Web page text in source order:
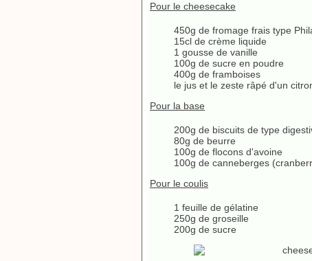
Pour le cheesecake
450g de fromage frais type
15cl de crème liquide
1 gousse de vanille
100g de sucre en poudre
400g de framboises
le jus et le zeste râpé d'un
Pour la base
200g de biscuits de type
80g de beurre
100g de flocons d'avoine
100g de canneberges
Pour le coulis
1 feuille de gélatine
250g de groseille
200g de sucre